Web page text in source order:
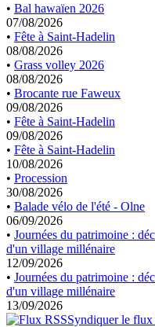
• Bal hawaïen 2026
07/08/2026
• Fête à Saint-Hadelin
08/08/2026
• Grass volley 2026
08/08/2026
• Brocante rue Faweux
09/08/2026
• Fête à Saint-Hadelin
09/08/2026
• Fête à Saint-Hadelin
10/08/2026
• Procession
30/08/2026
• Balade vélo de l'été - Olne
06/09/2026
• Journées du patrimoine :
d'un village millénaire
12/09/2026
• Journées du patrimoine :
d'un village millénaire
13/09/2026
Syndiquer le flux